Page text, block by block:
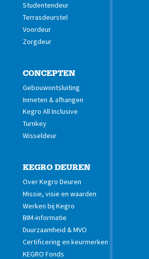
Studentendeur
Terrasdeurstel
Voordeur
Zorgdeur
CONCEPTEN
Gebouwontsluiting
Inmeten & afhangen
Kegro All Inclusive
Turnkey
Wisseldeur
KEGRO DEUREN
Over Kegro Deuren
Missie, visie en waarden
Werken bij Kegro
BIM-informatie
Duurzaamheid & MVO
Certificering en keurmerken
KEGRO Fonds